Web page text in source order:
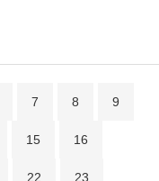
7 8 9
15 16
22 23